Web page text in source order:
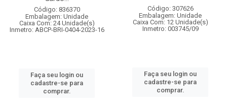
Código: 836370
Embalagem: Unidade
Caixa Com: 24 Unidade(s)
Inmetro: ABCP-BRI-0404-2023-16
Faça seu login ou
cadastre-se para
comprar.
Código: 307626
Embalagem: Unidade
Caixa Com: 12 Unidade(s)
Inmetro: 003745/09
Faça seu login ou
cadastre-se para
comprar.